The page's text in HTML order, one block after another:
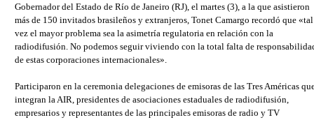
Gobernador del Estado de Río de Janeiro (RJ), el martes (3), a la que asistieron
más de 150 invitados brasileños y extranjeros, Tonet Camargo recordó que «tal
vez el mayor problema sea la asimetría regulatoria en relación con la
radiodifusión. No podemos seguir viviendo con la total falta de
de estas corporaciones internacionales».
Participaron en la ceremonia delegaciones de emisoras de las Tres Américas
integran la AIR, presidentes de asociaciones estaduales de radiodifusión,
empresarios y representantes de las principales emisoras de radio y TV